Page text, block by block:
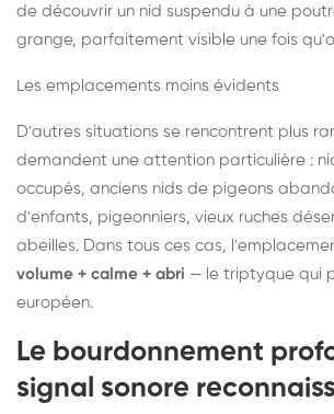
de découvrir un nid suspendu à une
grange, parfaitement visible une fois
Les emplacements moins évidents
D'autres situations se rencontrent plus
demandent une attention particulière :
occupés, anciens nids de pigeons
d'enfants, pigeonniers, vieux ruches
abeilles. Dans tous ces cas,
volume + calme + abri — le triptyque qui
européen.
Le bourdonnement
signal sonore